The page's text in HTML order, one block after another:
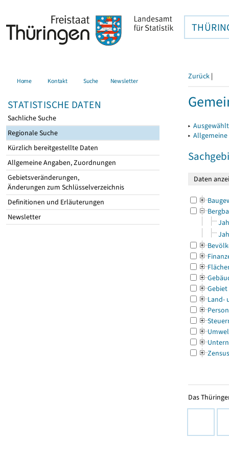
Home Kontakt Suche Newsletter
STATISTISCHE DATEN
Sachliche Suche
Regionale Suche
Kürzlich bereitgestellte Daten
Allgemeine Angaben, Zuordnungen
Gebietsveränderungen,
Änderungen zum Schlüsselverzeichnis
Definitionen und Erläuterungen
Newsletter
Zurück |
▸
▸
Gebiet
Land-
Zensus
Das